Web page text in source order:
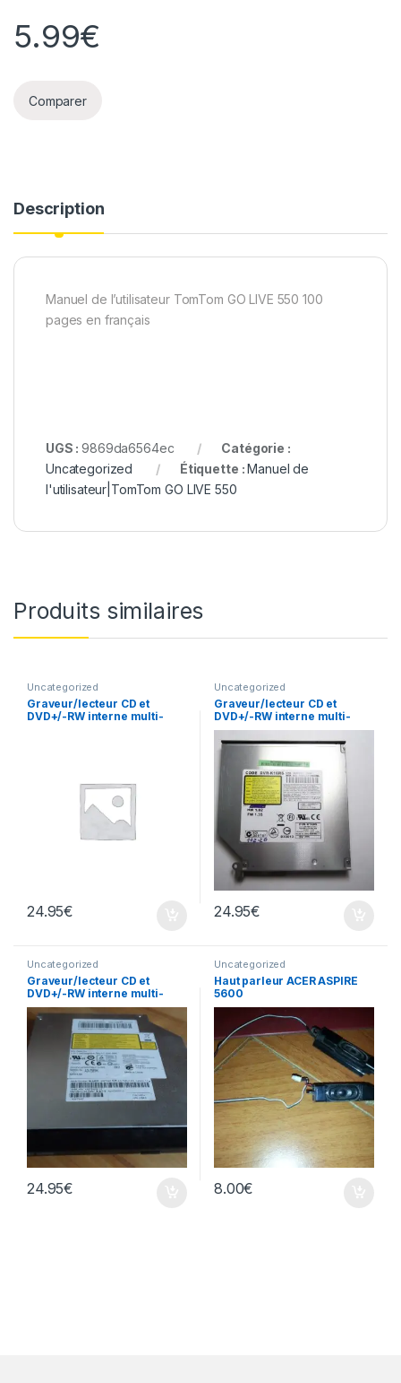
5.99€
Comparer
Description
Manuel de l’utilisateur TomTom GO LIVE 550 100
pages en français
UGS :9869da6564ec
Catégorie :
Uncategorized
Étiquette :Manuel de
l'utilisateur|TomTom GO LIVE 550
Produits similaires
Uncategorized
Graveur/lecteur CD et
DVD+/-RW interne multi-
24.95€
Uncategorized
Graveur/lecteur CD et
DVD+/-RW interne multi-
recorder portable DVR-
K16RS
24.95€
Uncategorized
Graveur/lecteur CD et
DVD+/-RW interne multi-
recorder portable AD-7585H
24.95€
Uncategorized
Haut parleur ACER ASPIRE
5600
8.00€